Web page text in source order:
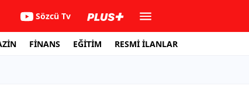
Sözcü Tv
FİNANS EĞİTİM RESMİ İLANLAR